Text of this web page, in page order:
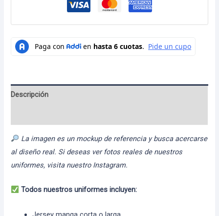
Descripción
La imagen es un mockup de referencia y busca acercarse
al diseño real. Si deseas ver fotos reales de nuestros
uniformes, visita nuestro Instagram.
Todos nuestros uniformes incluyen: